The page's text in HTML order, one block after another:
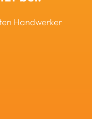
Handwerker